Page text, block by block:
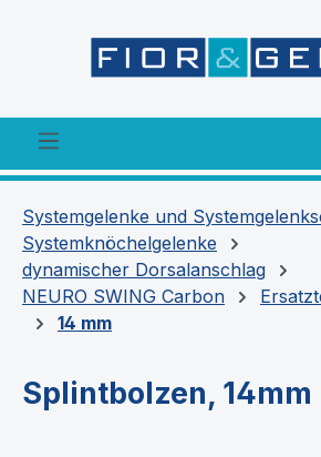
Systemgelenke und
Systemknöchelgelenke
dynamischer Dorsalanschlag
NEURO SWING Carbon
14 mm
Splintbolzen, 14mm